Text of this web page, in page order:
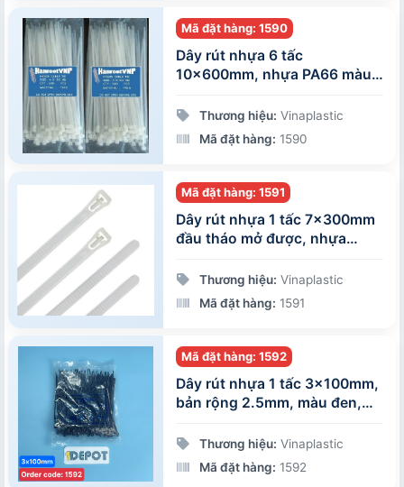
Mã đặt hàng: 1590
Dây rút nhựa 6 tấc
10x600mm, nhựa PA66 màu
Thương hiệu: Vinaplastic
Mã đặt hàng: 1590
Mã đặt hàng: 1591
Dây rút nhựa 1 tấc 7x300mm
đầu tháo mở được, nhựa
Thương hiệu: Vinaplastic
Mã đặt hàng: 1591
Mã đặt hàng: 1592
Dây rút nhựa 1 tấc 3x100mm,
bản rộng 2.5mm, màu đen,
Thương hiệu: Vinaplastic
Mã đặt hàng: 1592